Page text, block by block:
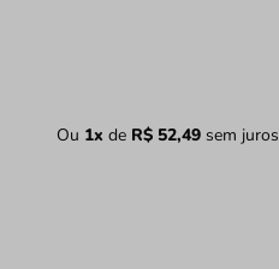
Ou 1x de R$ 52,49sem juros